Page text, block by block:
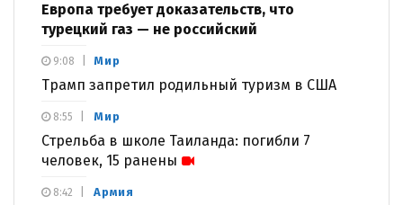
Европа требует доказательств, что
турецкий газ — не российский
Мир
Трамп запретил родильный туризм в США
9:08
Мир
Стрельба в школе Таиланда: погибли 7
человек, 15 ранены
8:55
Армия
8:42